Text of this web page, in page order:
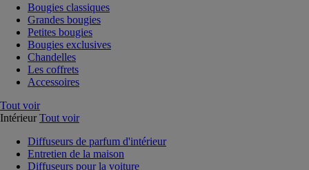
Bougies classiques
Grandes bougies
Petites bougies
Bougies exclusives
Chandelles
Les coffrets
Accessoires
Tout voir
Intérieur Tout voir
Diffuseurs de parfum d'intérieur
Entretien de la maison
Diffuseurs pour la voiture